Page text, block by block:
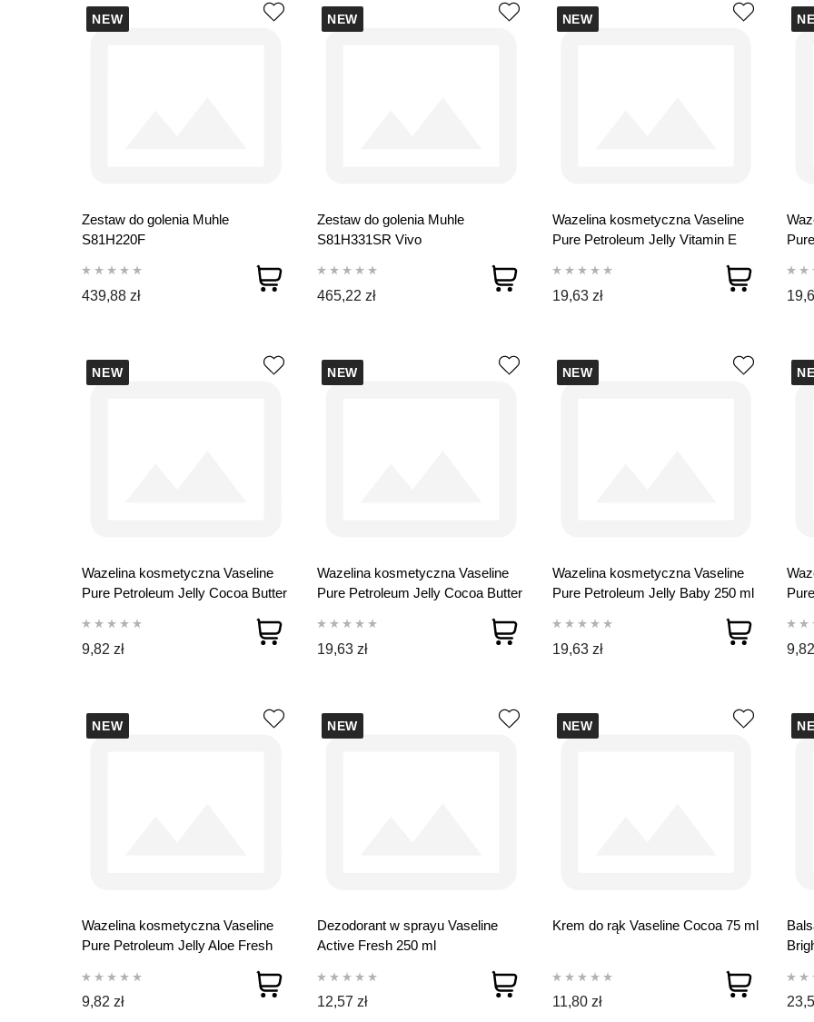
NEW
Zestaw do golenia Muhle
S81H220F
439,88 zł
NEW
Zestaw do golenia Muhle
S81H331SR Vivo
465,22 zł
NEW
Wazelina kosmetyczna Vaseline
Pure Petroleum Jelly Vitamin E
19,63 zł
NEW
Wazelina kosmetyczna Vaseline
Pure Petroleum Jelly Cocoa Butter
9,82 zł
NEW
Wazelina kosmetyczna Vaseline
Pure Petroleum Jelly Cocoa Butter
19,63 zł
NEW
Wazelina kosmetyczna Vaseline
Pure Petroleum Jelly Baby 250 ml
19,63 zł
NEW
Wazelina kosmetyczna Vaseline
Pure Petroleum Jelly Aloe Fresh
9,82 zł
NEW
Dezodorant w sprayu Vaseline
Active Fresh 250 ml
12,57 zł
NEW
Krem do rąk Vaseline Cocoa 75 ml
11,80 zł